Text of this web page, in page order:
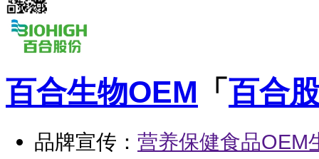
百合生物OEM 「 百合
品牌宣传： 营养保健食品OEM